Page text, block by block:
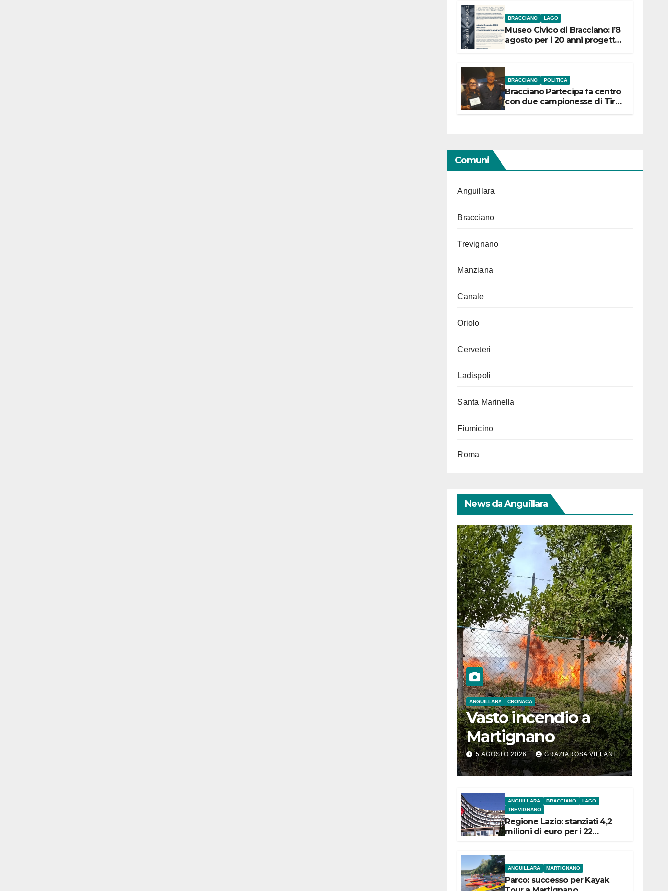
BRACCIANO LAGO
Museo Civico di Bracciano: l’8
agosto per i 20 anni progetto
BRACCIANO POLITICA
Bracciano Partecipa fa centro
con due campionesse di Tiro
Comuni
Anguillara
Bracciano
Trevignano
Manziana
Canale
Oriolo
Cerveteri
Ladispoli
Santa Marinella
Fiumicino
Roma
News da Anguillara
ANGUILLARA CRONACA
Vasto incendio a
Martignano
5 AGOSTO 2026 GRAZIAROSA VILLANI
ANGUILLARA BRACCIANO
LAGO
TREVIGNANO
Regione Lazio: stanziati 4,2
milioni di euro per i 22
ANGUILLARA MARTIGNANO
Parco: successo per Kayak